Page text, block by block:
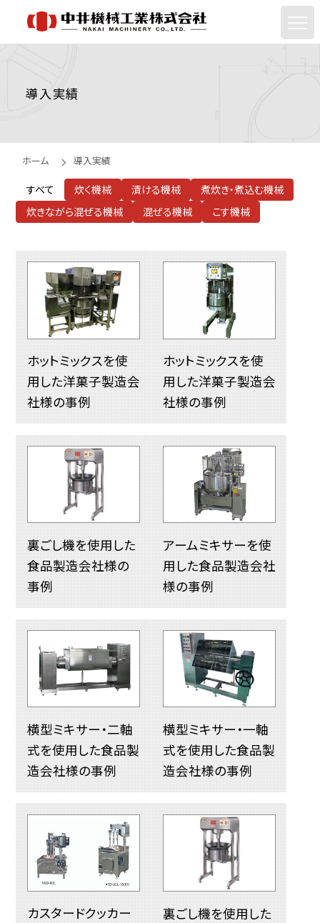
導入実績
ホーム 導入実績
すべて 炊く機械 漬ける機械
煮炊き・煮込む機械
炊きながら混ぜる機械
混ぜる機械 こす機械
ホットミックスを使
用した洋菓子製造会
社様の事例
ホットミックスを使
用した洋菓子製造会
社様の事例
裏ごし機を使用した
食品製造会社様の
事例
アームミキサーを使
用した食品製造会社
様の事例
横型ミキサー・二軸
式を使用した食品製
造会社様の事例
横型ミキサー・一軸
式を使用した食品製
造会社様の事例
カスタードクッカー
裏ごし機を使用した